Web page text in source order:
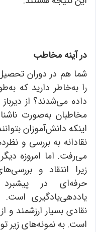
در آینه‌ مخاطب
شما هم در دوران
را به‌خاطر دارید که
داده می‌شدند؟ از
مخاطبان به‌صورت
اینکه دانش‌آموزان
نقادانه به بررسی و
می‌رفت. اما امروزه
زیرا انتقاد و
حرفه‌ای در
یاددهی‌یادگیری است.
نقادی بسیار ارزشمند
است. به نمونه‌های زیر